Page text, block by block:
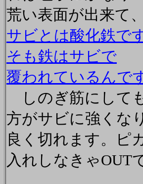
荒い表面が出来て
サビとは酸化鉄で
そも鉄はサビで
覆われているんで
しのぎ筋にして
方がサビに強くな
良く切れます。ピ
入れしなきゃOUT